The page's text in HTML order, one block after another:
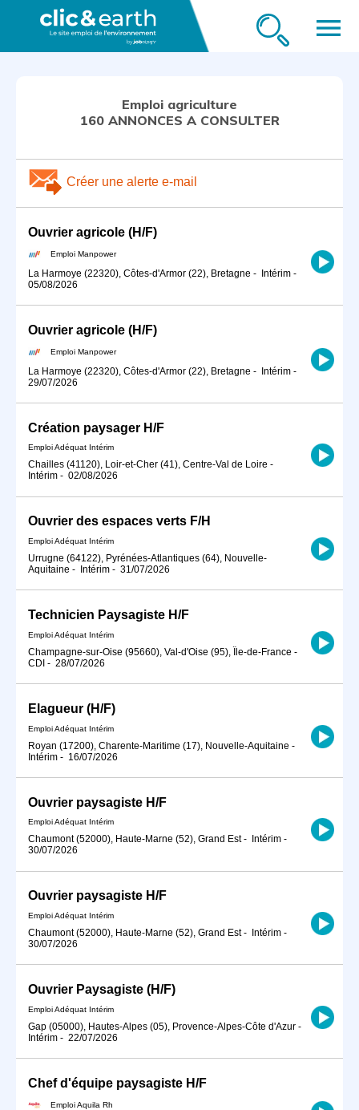
menu
Emploi agriculture
160 ANNONCES A CONSULTER
Créer une alerte e-mail
Ouvrier agricole (H/F)
Emploi Manpower
La Harmoye (22320), Côtes-d'Armor (22), Bretagne - Intérim -
05/08/2026
Ouvrier agricole (H/F)
Emploi Manpower
La Harmoye (22320), Côtes-d'Armor (22), Bretagne - Intérim -
29/07/2026
Création paysager H/F
Emploi Adéquat Intérim
Chailles (41120), Loir-et-Cher (41), Centre-Val de Loire -
Intérim - 02/08/2026
Ouvrier des espaces verts F/H
Emploi Adéquat Intérim
Urrugne (64122), Pyrénées-Atlantiques (64), Nouvelle-
Aquitaine - Intérim - 31/07/2026
Technicien Paysagiste H/F
Emploi Adéquat Intérim
Champagne-sur-Oise (95660), Val-d'Oise (95), Île-de-France -
CDI - 28/07/2026
Elagueur (H/F)
Emploi Adéquat Intérim
Royan (17200), Charente-Maritime (17), Nouvelle-Aquitaine -
Intérim - 16/07/2026
Ouvrier paysagiste H/F
Emploi Adéquat Intérim
Chaumont (52000), Haute-Marne (52), Grand Est- Intérim -
30/07/2026
Ouvrier paysagiste H/F
Emploi Adéquat Intérim
Chaumont (52000), Haute-Marne (52), Grand Est- Intérim -
30/07/2026
Ouvrier Paysagiste (H/F)
Emploi Adéquat Intérim
Gap (05000), Hautes-Alpes (05), Provence-Alpes-Côte d'Azur -
Intérim - 22/07/2026
Chef d'équipe paysagiste H/F
Emploi Aquila Rh